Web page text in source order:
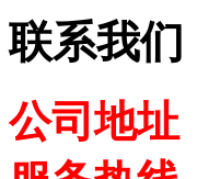
联系我们
公司地址